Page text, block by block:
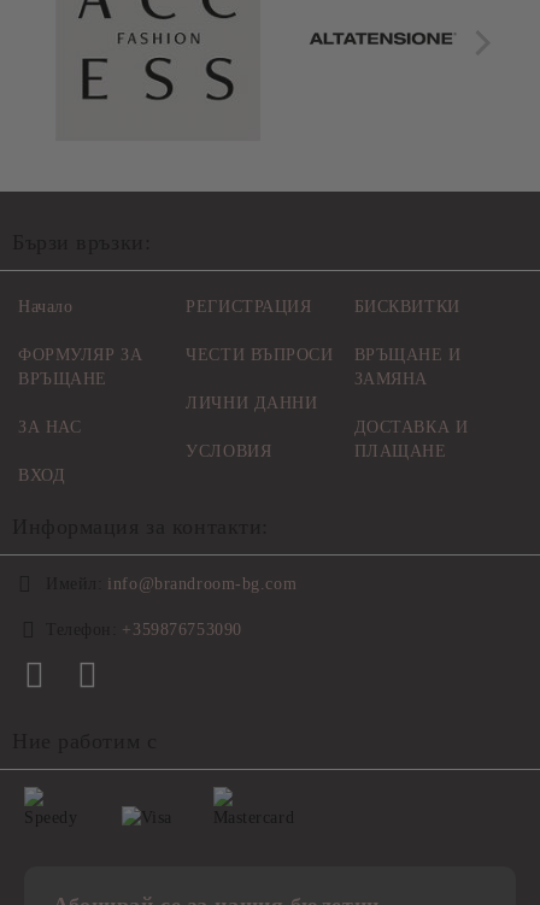
Начало
ФОРМУЛЯР ЗА
ВРЪЩАНЕ
ЗА НАС
ВХОД
РЕГИСТРАЦИЯ
ЧЕСТИ ВЪПРОСИ
ЛИЧНИ ДАННИ
УСЛОВИЯ
БИСКВИТКИ
ВРЪЩАНЕ И
ЗАМЯНА
ДОСТАВКА И
ПЛАЩАНЕ
info@brandroom-bg.com
+359876753090